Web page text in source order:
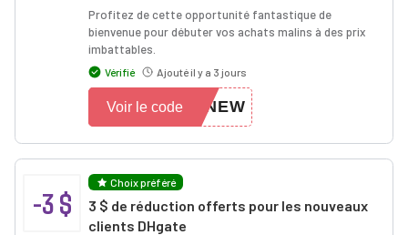
Profitez de cette opportunité fantastique de
bienvenue pour débuter vos achats malins à des prix
imbattables.
Vérifié Ajouté il y a 3 jours
FNEW
Voir le code
-3 $
Choix préféré
3 $ de réduction offerts pour les nouveaux
clients DHgate